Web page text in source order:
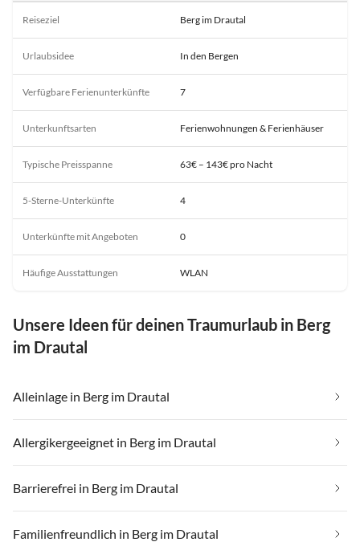
Reiseziel Berg im Drautal
Urlaubsidee In den Bergen
Verfügbare Ferienunterkünfte 7
Unterkunftsarten Ferienwohnungen & Ferienhäuser
Typische Preisspanne 63€ – 143€ pro Nacht
5-Sterne-Unterkünfte 4
Unterkünfte mit Angeboten 0
Häufige Ausstattungen WLAN
Unsere Ideen für deinen Traumurlaub in Berg
im Drautal
Alleinlage in Berg im Drautal
Allergikergeeignet in Berg im Drautal
Barrierefrei in Berg im Drautal
Familienfreundlich in Berg im Drautal